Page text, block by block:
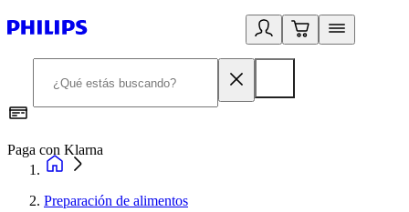
Paga con Klarna
Preparación de alimentos